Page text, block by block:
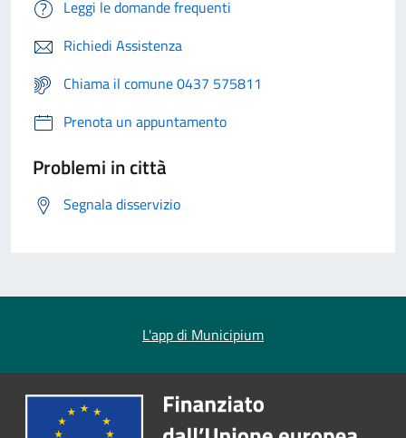
Leggi le domande frequenti
Richiedi Assistenza
Chiama il comune 0437 575811
Prenota un appuntamento
Problemi in città
Segnala disservizio
L'app di Municipium